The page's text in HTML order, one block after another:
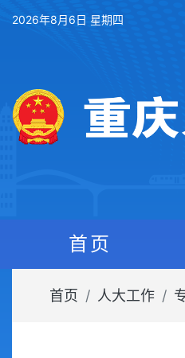
2026年8月6日 星期四
首页
首页 人大工作